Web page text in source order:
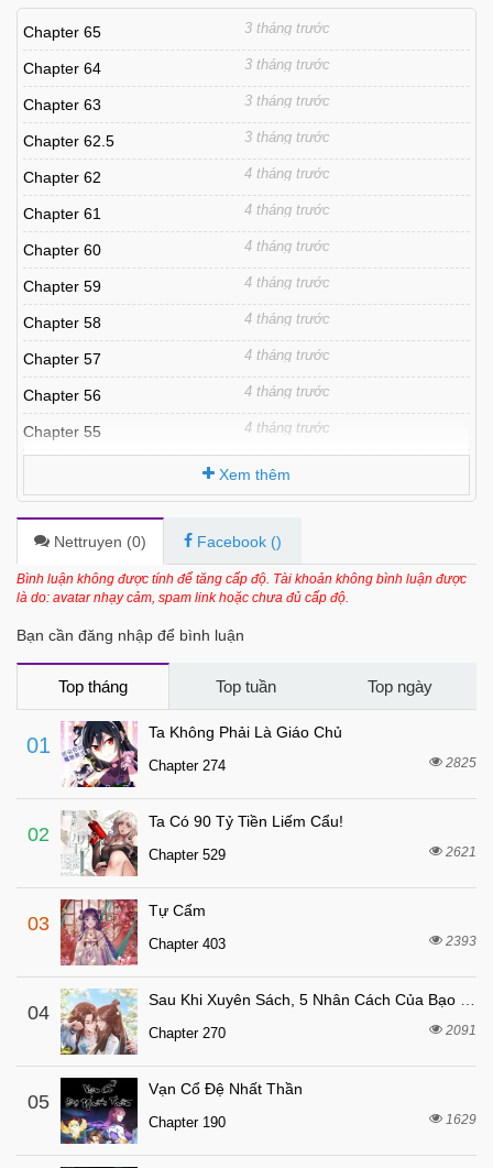
Chapter 65 3 tháng trước
Chapter 64 3 tháng trước
Chapter 63 3 tháng trước
Chapter 62.5 3 tháng trước
Chapter 62 4 tháng trước
Chapter 61 4 tháng trước
Chapter 60 4 tháng trước
Chapter 59 4 tháng trước
Chapter 58 4 tháng trước
Chapter 57 4 tháng trước
Chapter 56 4 tháng trước
Chapter 55 4 tháng trước
Chapter 53 4 tháng trước
Chapter 52 4 tháng trước
Chapter 51 4 tháng trước
4 tháng trước
Chapter 48 4 tháng trước
Chapter 47
Chapter 46
Chapter 45
Chapter 44 4 tháng trước
Chapter 43
Chapter 42
Chapter 41
Chapter 40 4 tháng trước
Chapter 39 4 tháng trước
Chapter 38
Chapter 37 4 tháng trước
Chapter 36
Chapter 35 4 tháng trước
Xem thêm
Nettruyen (0) Facebook ()
Bình luận không được tính để tăng cấp độ. Tài khoản không bình luận được
là do: avatar nhạy cảm, spam link hoặc chưa đủ cấp độ.
Bạn cần đăng nhập để bình luận
Top tháng Top tuần Top ngày
01
Ta Không Phải Là Giáo Chủ
Chapter 274 2825
02
Ta Có 90 Tỷ Tiền Liếm Cẩu!
Chapter 529 2621
03
Tự Cẩm
Chapter 403 2393
04
Chapter 270 2091
05
Vạn Cổ Đệ Nhất Thần
Chapter 190 1629